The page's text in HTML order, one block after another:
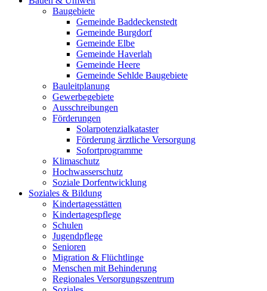
Baugebiete
Gemeinde Baddeckenstedt
Gemeinde Burgdorf
Gemeinde Elbe
Gemeinde Haverlah
Gemeinde Heere
Gemeinde Sehlde Baugebiete
Bauleitplanung
Gewerbegebiete
Ausschreibungen
Förderungen
Solarpotenzialkataster
Förderung ärztliche Versorgung
Sofortprogramme
Klimaschutz
Hochwasserschutz
Soziale Dorfentwicklung
Soziales & Bildung
Kindertagesstätten
Kindertagespflege
Schulen
Jugendpflege
Senioren
Migration & Flüchtlinge
Menschen mit Behinderung
Regionales Versorgungszentrum